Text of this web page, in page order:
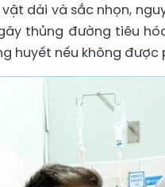
vật dài và sắc nhọn,
thủng đường tiêu
huyết nếu không được